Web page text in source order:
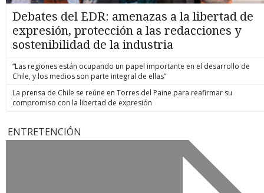
Debates del EDR: amenazas a la libertad de
expresión, protección a las redacciones y
sostenibilidad de la industria
“Las regiones están ocupando un papel importante en el desarrollo de
Chile, y los medios son parte integral de ellas”
La prensa de Chile se reúne en Torres del Paine para reafirmar su
compromiso con la libertad de expresión
ENTRETENCIÓN